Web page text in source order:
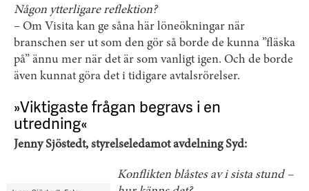
Någon ytterligare reflektion?
– Om Visita kan ge såna här löneökningar när
branschen ser ut som den gör så borde de kunna ”fläska
på” ännu mer när det är som vanligt igen. Och de borde
även kunnat göra det i tidigare avtalsrörelser.
»Viktigaste frågan begravs i en
utredning«
Jenny Sjöstedt, styrelseledamot avdelning Syd:
Konflikten blåstes av i sista stund –